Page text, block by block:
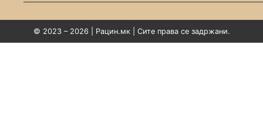
© 2023 – 2026 | Рацин.мк | Сите права се задржани.